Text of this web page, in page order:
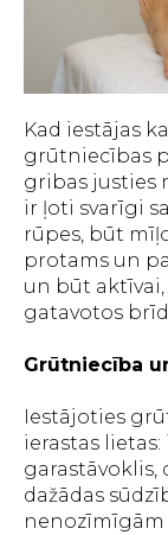
Kad iestājas
grūtniecības
gribas justies
ir ļoti svarīgi
rūpes, būt
protams un
un būt
gatavotos
Grūtniecība
Iestājoties
ierastas
garastāvoklis,
dažādas
nenozīmīgām